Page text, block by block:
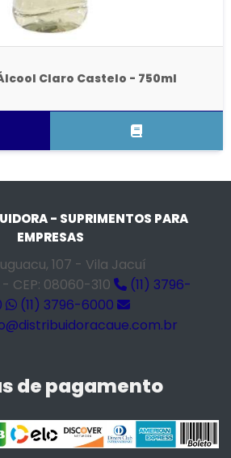
Claro Castelo - 750ml
- SUPRIMENTOS PARA
EMPRESAS
107 - Vila Jacuí
CEP: 08060-310
(11) 3796-
(11) 3796-6000
de pagamento